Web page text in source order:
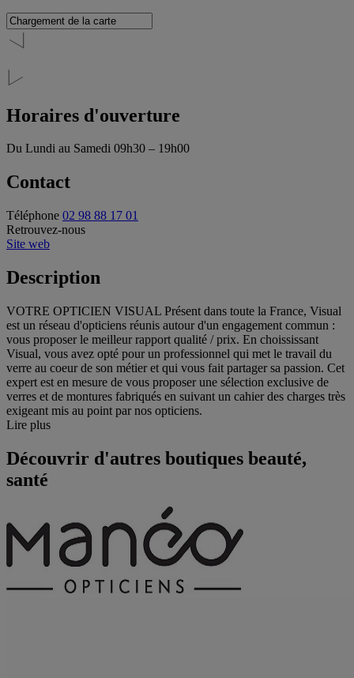
Horaires d'ouverture
Du Lundi au Samedi 09h30 – 19h00
Contact
Téléphone 02 98 88 17 01
Retrouvez-nous
Site web
Description
VOTRE OPTICIEN VISUAL Présent dans toute la France, Visual
est un réseau d'opticiens réunis autour d'un engagement commun :
vous proposer le meilleur rapport qualité / prix. En choississant
Visual, vous avez opté pour un professionnel qui met le travail du
verre au coeur de son métier et qui vous fait partager sa passion. Cet
expert est en mesure de vous proposer une sélection exclusive de
verres et de montures fabriqués en suivant un cahier des charges très
exigeant mis au point par nos opticiens.
Lire plus
Découvrir d'autres boutiques beauté,
santé